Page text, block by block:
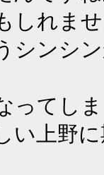
しれま
シンシ
ってし
い上野